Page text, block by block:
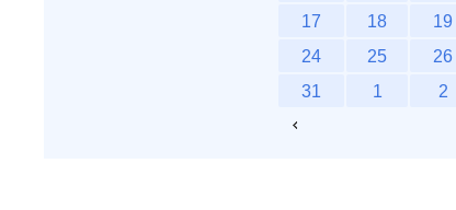
17
18 19
24
25 26
31
1 2